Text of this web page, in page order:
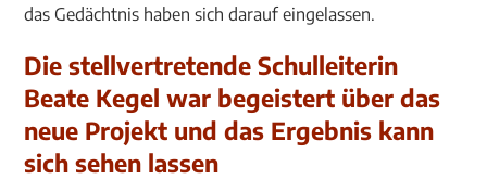
das Gedächtnis haben sich darauf eingelassen.
Die stellvertretende Schulleiterin
Beate Kegel war begeistert über das
neue Projekt und das Ergebnis kann
sich sehen lassen